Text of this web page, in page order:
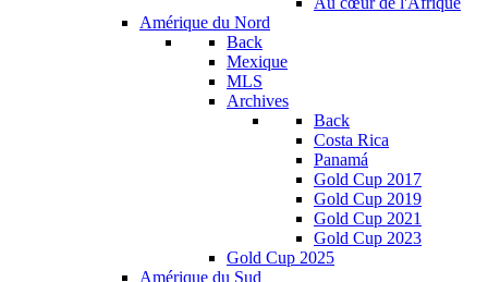
Amérique du Nord
Back
Mexique
MLS
Archives
Back
Costa Rica
Panamá
Gold Cup 2017
Gold Cup 2019
Gold Cup 2021
Gold Cup 2023
Gold Cup 2025
Amérique du Sud